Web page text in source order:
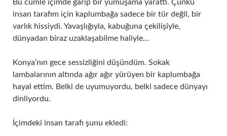
Bu cümle içimde garip bir yumuşama yarattı. Çünkü
insan tarafım için kaplumbağa sadece bir tür değil, bir
varlık hissiydi. Yavaşlığıyla, kabuğuna çekilişiyle,
dünyadan biraz uzaklaşabilme haliyle…
Konya’nın gece sessizliğini düşündüm. Sokak
lambalarının altında ağır ağır yürüyen bir kaplumbağa
hayal ettim. Belki de uyumuyordu, belki sadece dünyayı
dinliyordu.
İçimdeki insan tarafı şunu ekledi: